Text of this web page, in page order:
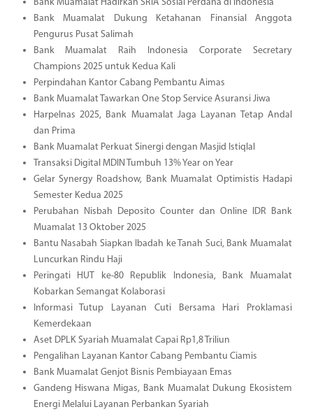
Bank Muamalat Hadirkan SRIA Sosial Perdana di Indonesia
Bank Muamalat Dukung Ketahanan Finansial Anggota
Pengurus Pusat Salimah
Bank Muamalat Raih Indonesia Corporate Secretary
Champions 2025 untuk Kedua Kali
Perpindahan Kantor Cabang Pembantu Aimas
Bank Muamalat Tawarkan One Stop Service Asuransi Jiwa
Harpelnas 2025, Bank Muamalat Jaga Layanan Tetap Andal
dan Prima
Bank Muamalat Perkuat Sinergi dengan Masjid Istiqlal
Transaksi Digital MDIN Tumbuh 13% Year on Year
Gelar Synergy Roadshow, Bank Muamalat Optimistis Hadapi
Semester Kedua 2025
Perubahan Nisbah Deposito Counter dan Online IDR Bank
Muamalat 13 Oktober 2025
Bantu Nasabah Siapkan Ibadah ke Tanah Suci, Bank Muamalat
Luncurkan Rindu Haji
Peringati HUT ke-80 Republik Indonesia, Bank Muamalat
Kobarkan Semangat Kolaborasi
Informasi Tutup Layanan Cuti Bersama Hari Proklamasi
Kemerdekaan
Aset DPLK Syariah Muamalat Capai Rp1,8 Triliun
Pengalihan Layanan Kantor Cabang Pembantu Ciamis
Bank Muamalat Genjot Bisnis Pembiayaan Emas
Gandeng Hiswana Migas, Bank Muamalat Dukung Ekosistem
Energi Melalui Layanan Perbankan Syariah